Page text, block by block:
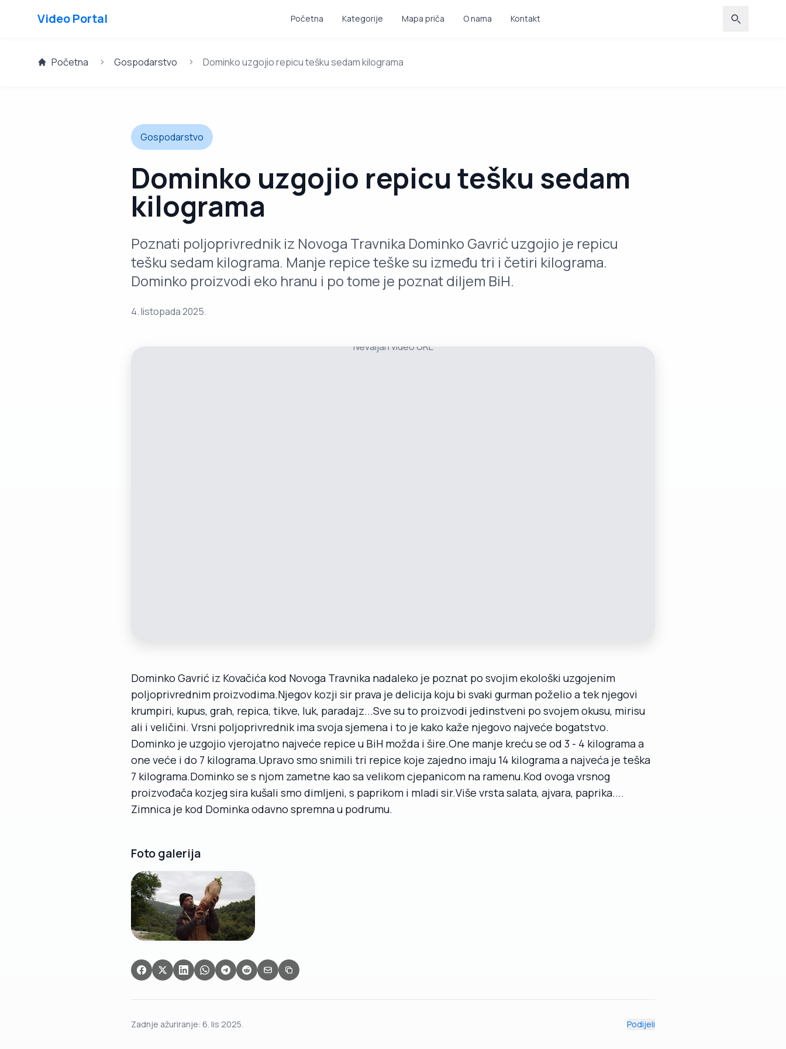
Video Portal Početna Kategorije Mapa priča O nama Kontakt
Početna Gospodarstvo Dominko uzgojio repicu tešku sedam kilograma
Gospodarstvo
Dominko uzgojio repicu tešku sedam
kilograma
Poznati poljoprivrednik iz Novoga Travnika Dominko Gavrić uzgojio je repicu
tešku sedam kilograma. Manje repice teške su između tri i četiri kilograma.
Dominko proizvodi eko hranu i po tome je poznat diljem BiH.
4. listopada 2025.
Nevaljan video URL
Dominko Gavrić iz Kovačića kod Novoga Travnika nadaleko je poznat po svojim ekološki uzgojenim
poljoprivrednim proizvodima.Njegov kozji sir prava je delicija koju bi svaki gurman poželio a tek njegovi
krumpiri, kupus, grah, repica, tikve, luk, paradajz...Sve su to proizvodi jedinstveni po svojem okusu, mirisu
ali i veličini. Vrsni poljoprivrednik ima svoja sjemena i to je kako kaže njegovo najveće bogatstvo.
Dominko je uzgojio vjerojatno najveće repice u BiH možda i šire.One manje kreću se od 3 - 4 kilograma a
one veće i do 7 kilograma.Upravo smo snimili tri repice koje zajedno imaju 14 kilograma a najveća je teška
7 kilograma.Dominko se s njom zametne kao sa velikom cjepanicom na ramenu.Kod ovoga vrsnog
proizvođača kozjeg sira kušali smo dimljeni, s paprikom i mladi sir.Više vrsta salata, ajvara, paprika....
Zimnica je kod Dominka odavno spremna u podrumu.
Foto galerija
Zadnje ažuriranje: 6. lis 2025. Podijeli